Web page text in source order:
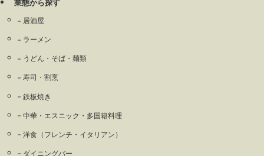
業態から探す
居酒屋
ラーメン
うどん・そば・麺類
寿司・割烹
鉄板焼き
中華・エスニック・多国籍料理
洋食（フレンチ・イタリアン）
ダイニングバー